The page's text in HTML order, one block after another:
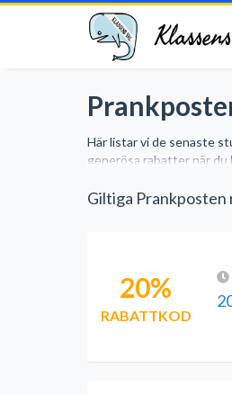
Här listar vi de senaste
generösa rabatter när
Giltiga
20%
RABATTKOD